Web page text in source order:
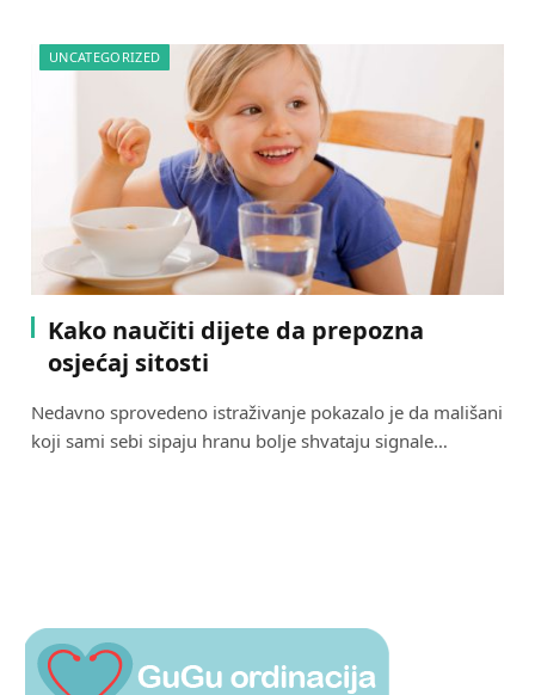
UNCATEGORIZED
Kako naučiti dijete da prepozna
osjećaj sitosti
Nedavno sprovedeno istraživanje pokazalo je da mališani
koji sami sebi sipaju hranu bolje shvataju signale…